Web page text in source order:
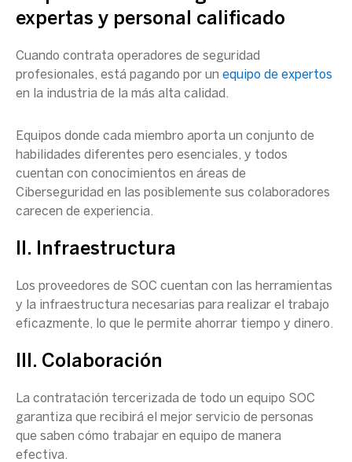
expertas y personal calificado
Cuando contrata operadores de seguridad
profesionales, está pagando por un equipo de expertos
en la industria de la más alta calidad.
Equipos donde cada miembro aporta un conjunto de
habilidades diferentes pero esenciales, y todos
cuentan con conocimientos en áreas de
Ciberseguridad en las posiblemente sus colaboradores
carecen de experiencia.
II. Infraestructura
Los proveedores de SOC cuentan con las herramientas
y la infraestructura necesarias para realizar el trabajo
eficazmente, lo que le permite ahorrar tiempo y dinero.
III. Colaboración
La contratación tercerizada de todo un equipo SOC
garantiza que recibirá el mejor servicio de personas
que saben cómo trabajar en equipo de manera
efectiva.